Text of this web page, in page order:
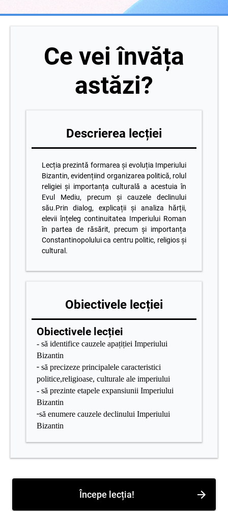
Ce vei învăța
astăzi?
Descrierea lecției
Lecția prezintă formarea și evoluția Imperiului
Bizantin, evidențiind organizarea politică, rolul
religiei și importanța culturală a acestuia în
Evul Mediu, precum și cauzele declinului
său.Prin dialog, explicații și analiza hărții,
elevii înțeleg continuitatea Imperiului Roman
în partea de răsărit, precum și importanța
Constantinopolului ca centru politic, religios și
cultural.
Obiectivele lecției
Obiectivele lecției
- să identifice cauzele apațiției Imperiului
Bizantin
- să precizeze principalele caracteristici
politice,religioase, culturale ale imperiului
- să prezinte etapele expansiunii Imperiului
Bizantin
-să enumere cauzele declinului Imperiului
Bizantin
Începe lecția!